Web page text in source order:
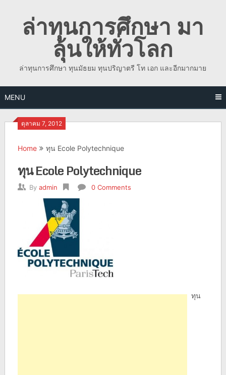
contentล่าทุนการศึกษา มา
ลุ้นให้ทั่วโลก
ล่าทุนการศึกษา ทุนมัธยม ทุนปริญาตรี โท เอก และอีกมากมาย
MENU
ตุลาคม 7, 2012
Home ทุน Ecole Polytechnique
ทุน Ecole Polytechnique
By admin 0 Comments
ทุน